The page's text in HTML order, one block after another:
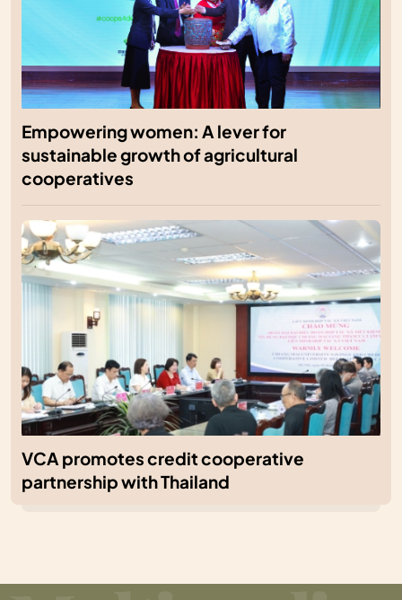
Empowering women: A lever for
sustainable growth of agricultural
cooperatives
VCA promotes credit cooperative
partnership with Thailand